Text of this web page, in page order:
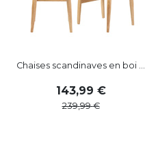
Chaises scandinaves en boi ...
143,99
239,99